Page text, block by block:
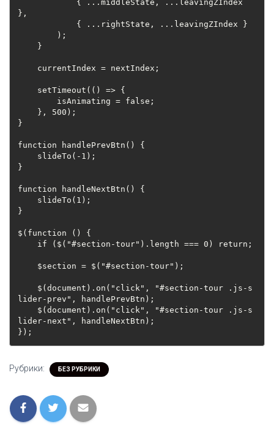
},
            { ...rightState, ...leavingZIndex }
        );
    }
    currentIndex = nextIndex;
    setTimeout(() => {
        isAnimating = false;
    }, 500);
}
function handlePrevBtn() {
    slideTo(-1);
}
function handleNextBtn() {
    slideTo(1);
}
$(function () {
    if ($("#section-tour").length === 0) return;
    $section = $("#section-tour");
lider-prev", handlePrevBtn);
lider-next", handleNextBtn);
});
Рубрики: БЕЗ РУБРИКИ